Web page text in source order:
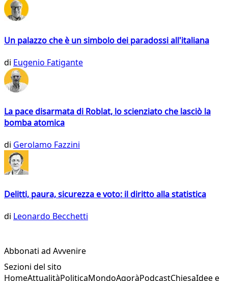
Un palazzo che è un simbolo dei paradossi all'italiana
di Eugenio Fatigante
La pace disarmata di Roblat, lo scienziato che lasciò la
bomba atomica
di Gerolamo Fazzini
Delitti, paura, sicurezza e voto: il diritto alla statistica
di Leonardo Becchetti
Abbonati ad Avvenire
Sezioni del sito
HomeAttualitàPoliticaMondoAgoràPodcastChiesaIdee e